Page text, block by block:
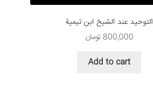
التوحید عند الشیخ ابن تیمیة
800,000 تومان
Add to cart